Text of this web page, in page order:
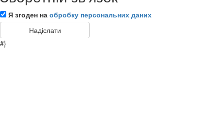
Я згоден на обробку персональних даних
#}